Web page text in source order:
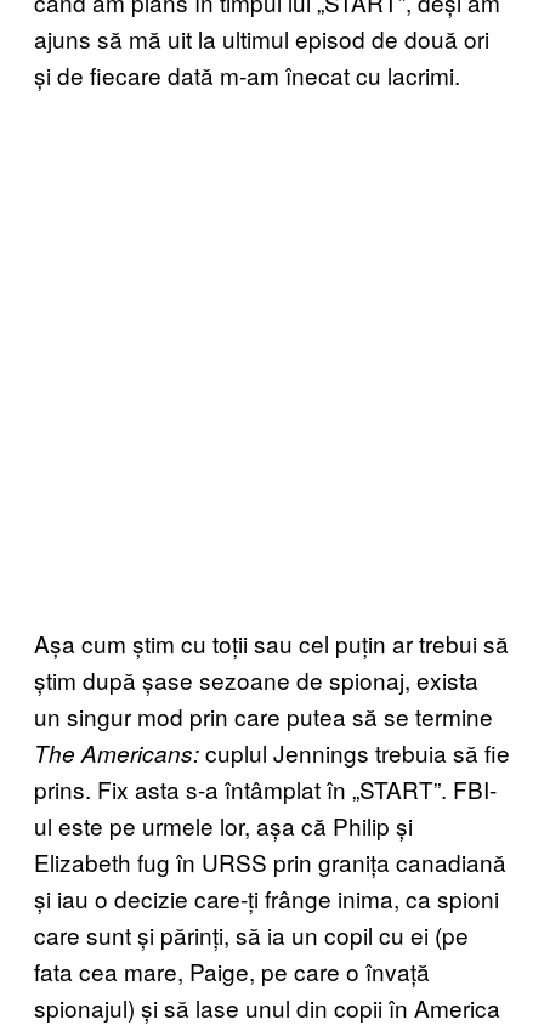
ajuns să mă uit la ultimul episod de două ori
și de fiecare dată m-am înecat cu lacrimi.
Așa cum știm cu toții sau cel puțin ar trebui să
știm după șase sezoane de spionaj, exista
un singur mod prin care putea să se termine
The Americans:cuplul Jennings trebuia să fie
prins. Fix asta s-a întâmplat în „START”. FBI-
ul este pe urmele lor, așa că Philip și
Elizabeth fug în URSS prin granița canadiană
și iau o decizie care-ți frânge inima, ca spioni
care sunt și părinți, să ia un copil cu ei (pe
fata cea mare, Paige, pe care o învață
spionajul) și să lase unul din copii în America